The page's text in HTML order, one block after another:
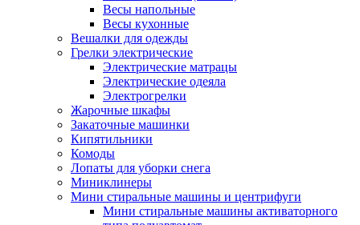
Весы напольные
Весы кухонные
Вешалки для одежды
Грелки электрические
Электрические матрацы
Электрические одеяла
Электрогрелки
Жарочные шкафы
Закаточные машинки
Кипятильники
Комоды
Лопаты для уборки снега
Миниклинеры
Мини стиральные машины и центрифуги
Мини стиральные машины активаторного